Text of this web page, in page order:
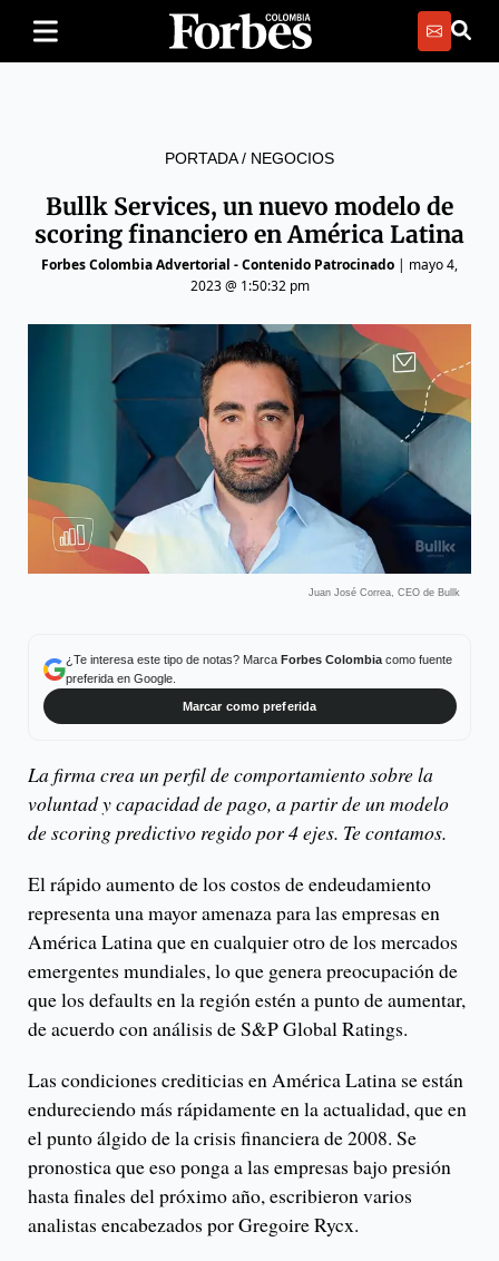
PORTADA/ NEGOCIOS
Bullk Services, un nuevo modelo de
scoring financiero en América Latina
Forbes Colombia Advertorial - Contenido Patrocinado | mayo 4,
2023 @ 1:50:32 pm
Juan José Correa, CEO de Bullk
¿Te interesa este tipo de notas? Marca Forbes Colombiacomo fuente
preferida en Google.
Marcar como preferida
La firma crea un perfil de comportamiento sobre la
voluntad y capacidad de pago, a partir de un modelo
de scoring predictivo regido por 4 ejes. Te contamos.
El rápido aumento de los costos de endeudamiento
representa una mayor amenaza para las empresas en
América Latina que en cualquier otro de los mercados
emergentes mundiales, lo que genera preocupación de
que los defaults en la región estén a punto de aumentar,
de acuerdo con análisis de S&P Global Ratings.
Las condiciones crediticias en América Latina se están
endureciendo más rápidamente en la actualidad, que en
el punto álgido de la crisis financiera de 2008. Se
pronostica que eso ponga a las empresas bajo presión
hasta finales del próximo año, escribieron varios
analistas encabezados por Gregoire Rycx.